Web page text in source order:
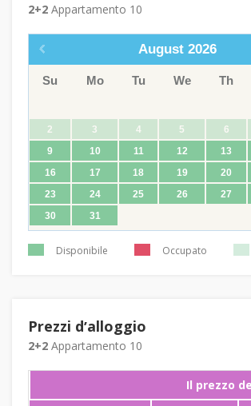
2+2 Appartamento 10
August 2026
Su Mo Tu We Th
2
3 4 5 6
9
10 11 12 13
16
17 18 19 20
23
24 25 26 27
30
31
Disponibile Occupato
Prezzi dʼalloggio
2+2 Appartamento 10
Il prezzo